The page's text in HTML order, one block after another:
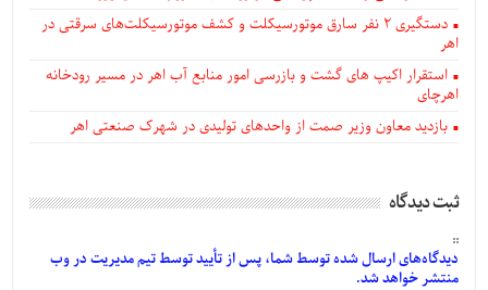
دستگيری ۲ نفر سارق موتورسیکلت و کشف موتورسیکلت‌های سرقتی در
اهر
استقرار اکیپ های گشت و بازرسی امور منابع آب اهر در مسیر رودخانه
اهرچای
بازدید معاون وزیر صمت از واحدهای تولیدی در شهرک صنعتی اهر
ثبت دیدگاه
دیدگاه‌هایارسالشدهتوسط شما، پس ازتأییدتوسط تیم مدیریت در وب
منتشر خواهد شد.